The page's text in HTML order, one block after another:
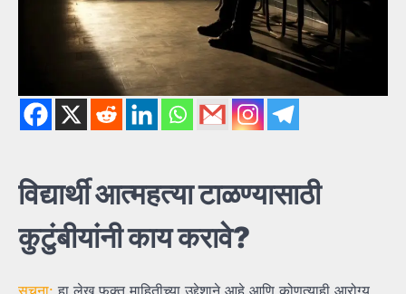
विद्यार्थीआत्महत्याटाळण्यासाठी
कुटुंबीयांनीकायकरावे?
सूचना: हा लेख फक्त माहितीच्या उद्देशाने आहे आणि कोणत्याही आरोग्य